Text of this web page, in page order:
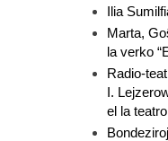
Ilia
Marta,
la verko
Radio-
I.
el la